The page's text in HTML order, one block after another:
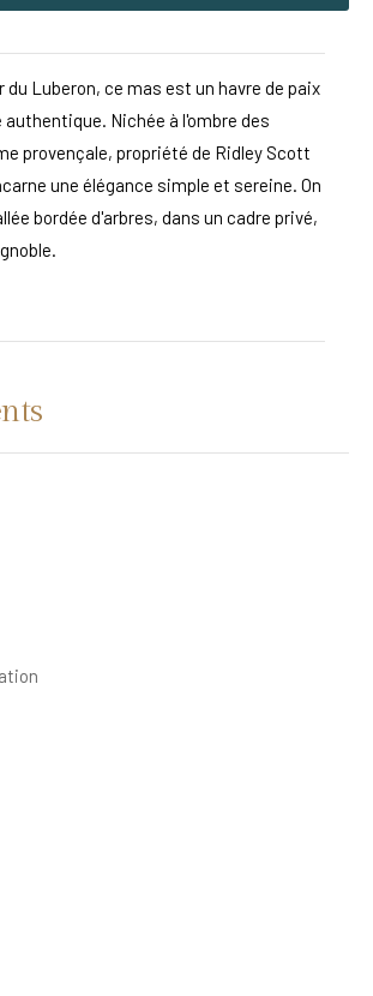
du Luberon, ce mas est un havre de paix
Nichée à l'ombre des
provençale, propriété de Ridley Scott
une élégance simple et sereine. On
bordée d'arbres, dans un cadre privé,